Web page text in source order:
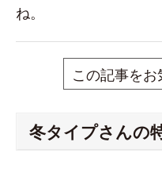
ね。
この記事を
冬タイプさんの